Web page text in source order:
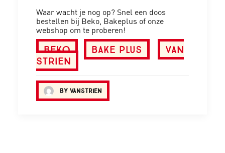
Waar wacht je nog op? Snel een doos
bestellen bij Beko, Bakeplus of onze
webshop om te proberen!
Beko Bake Plus
Van
Strien
by vanstrien